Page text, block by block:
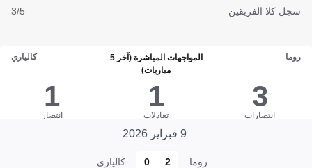
سجل كلا الفريقين
3/5
روما
المواجهات المباشرة (آخر 5
مباريات)
كالياري
3
انتصارات
1
تعادلات
1
انتصار
9 فبراير 2026
روما 2
0 كالياري